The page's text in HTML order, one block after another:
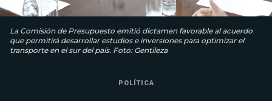
La Comisión de Presupuesto emitió dictamen favorable al acuerdo
que permitirá desarrollar estudios e inversiones para optimizar el
transporte en el sur del país. Foto: Gentileza
POLÍTICA